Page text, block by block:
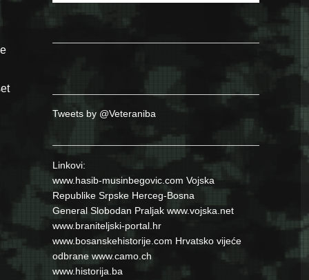
Tweets by @Veteraniba
Linkovi:
www.hasib-musinbegovic.com Vojska
Republike Srpske Herceg-Bosna
General Slobodan Praljak www.vojska.net
www.braniteljski-portal.hr
www.bosanskehistorije.com Hrvatsko vijeće
odbrane www.camo.ch
www.historija.ba